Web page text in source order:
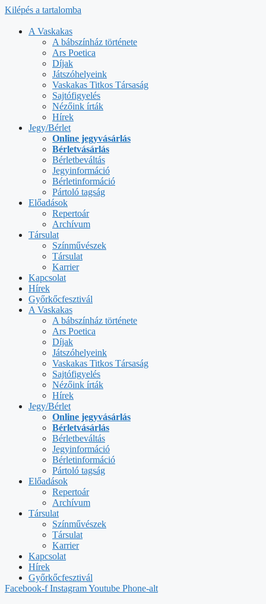
Kilépés a tartalomba
A Vaskakas
A bábszínház története
Ars Poetica
Díjak
Játszóhelyeink
Vaskakas Titkos Társaság
Sajtófigyelés
Nézőink írták
Hírek
Jegy/Bérlet
Online jegyvásárlás
Bérletvásárlás
Bérletbeváltás
Jegyinformáció
Bérletinformáció
Pártoló tagság
Előadások
Repertoár
Archívum
Társulat
Színművészek
Társulat
Karrier
Kapcsolat
Hírek
Győrkőcfesztivál
A Vaskakas
A bábszínház története
Ars Poetica
Díjak
Játszóhelyeink
Vaskakas Titkos Társaság
Sajtófigyelés
Nézőink írták
Hírek
Jegy/Bérlet
Online jegyvásárlás
Bérletvásárlás
Bérletbeváltás
Jegyinformáció
Bérletinformáció
Pártoló tagság
Előadások
Repertoár
Archívum
Társulat
Színművészek
Társulat
Karrier
Kapcsolat
Hírek
Győrkőcfesztivál
Facebook-f InstagramYoutube Phone-alt